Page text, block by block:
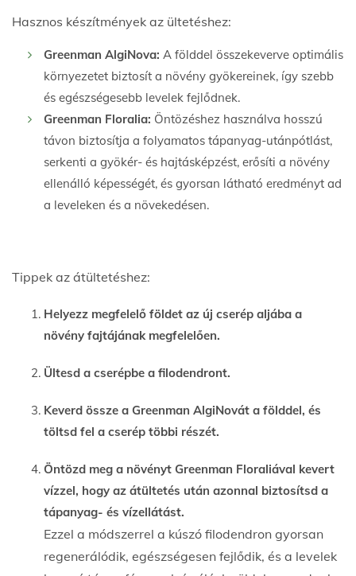
Hasznos készítmények az ültetéshez:
Greenman AlgiNova: A földdel összekeverve optimális
környezetet biztosít a növény gyökereinek, így szebb
és egészségesebb levelek fejlődnek.
Greenman Floralia: Öntözéshez használva hosszú
távon biztosítja a folyamatos tápanyag-utánpótlást,
serkenti a gyökér- és hajtásképzést, erősíti a növény
ellenálló képességét, és gyorsan látható eredményt ad
a leveleken és a növekedésen.
Tippek az átültetéshez:
Helyezz megfelelő földet az új cserép aljába a
növény fajtájának megfelelően.
Ültesd a cserépbe a filodendront.
Keverd össze a Greenman AlgiNovát a földdel, és
töltsd fel a cserép többi részét.
Öntözd meg a növényt Greenman Floraliával kevert
vízzel, hogy az átültetés után azonnal biztosítsd a
tápanyag- és vízellátást.
Ezzel a módszerrel a kúszó filodendron gyorsan
regenerálódik, egészségesen fejlődik, és a levelek